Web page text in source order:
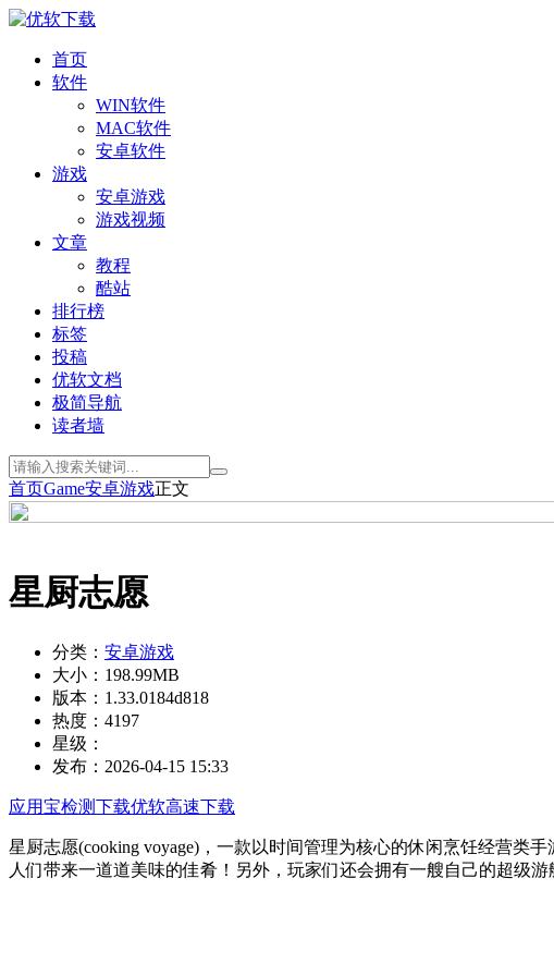
首页
软件
WIN软件
MAC软件
安卓软件
游戏
安卓游戏
游戏视频
文章
教程
酷站
排行榜
标签
投稿
优软文档
极简导航
读者墙
首页Game安卓游戏正文
星厨志愿
分类： 安卓游戏
大小： 198.99MB
版本： 1.33.0184d818
热度： 4197
星级：
发布： 2026-04-15 15:33
应用宝检测下载优软高速下载
星厨志愿(cooking voyage)，一款以时间管理为核心的休闲烹饪经营类
人们带来一道道美味的佳肴！另外，玩家们还会拥有一艘自己的超级